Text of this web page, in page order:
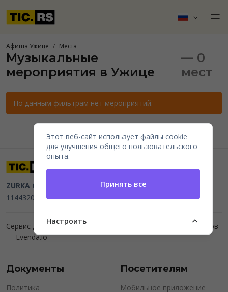
Афиша Ужице Места
Музыкальные
мероприятия в Ужице
— 0
мест
По данным фильтрам нет мероприятий.
ZURKA CE BITI DOO Beograd, Kraljice Natalije 11
114432064, MB 22023195,mail@tic.rs, +381 63 173 3142
Сервис для организаторов мероприятий и продажи билетов
— Evenda.io
Документы
Политика
Посетителям
Мобильное приложение
Этот веб-сайт использует файлы cookie
для улучшения общего пользовательского
опыта.
Принять все
Настроить